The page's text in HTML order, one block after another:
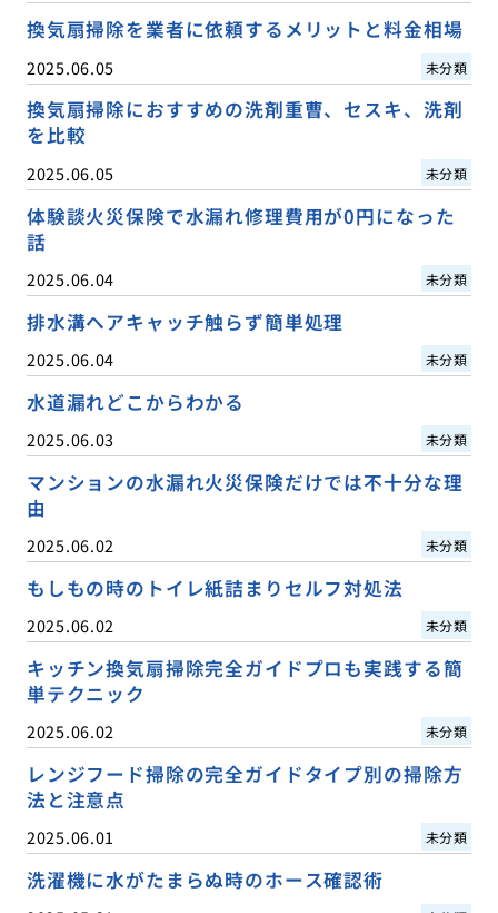
換気扇掃除を業者に依頼するメリットと料金相場
2025.06.05 未分類
換気扇掃除におすすめの洗剤重曹、セスキ、洗剤
を比較
2025.06.05 未分類
体験談火災保険で水漏れ修理費用が0円になった
話
2025.06.04 未分類
排水溝ヘアキャッチ触らず簡単処理
2025.06.04 未分類
水道漏れどこからわかる
2025.06.03 未分類
マンションの水漏れ火災保険だけでは不十分な理
由
2025.06.02 未分類
もしもの時のトイレ紙詰まりセルフ対処法
2025.06.02 未分類
キッチン換気扇掃除完全ガイドプロも実践する簡
単テクニック
2025.06.02 未分類
レンジフード掃除の完全ガイドタイプ別の掃除方
法と注意点
2025.06.01 未分類
洗濯機に水がたまらぬ時のホース確認術